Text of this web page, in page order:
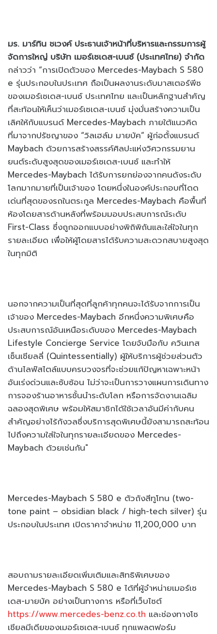
มร. มาร์ทิน ชเวงค์ ประธานเจ้าหน้าที่บริหารและกรรมการผู้
จัดการใหญ่ บริษัท เมอร์เซเดส-เบนซ์ (ประเทศไทย) จำกัด
กล่าวว่า “การเปิดตัวของ Mercedes-Maybach S 580
e รุ่นประกอบในประเทศ ถือเป็นผลงานระดับมาสเตอร์พีซ
ของเมอร์เซเดส-เบนซ์ ประเทศไทย และเป็นหลักฐานสำคัญ
ที่สะท้อนให้เห็นว่าเมอร์เซเดส-เบนซ์ มุ่งมั่นสร้างความเป็น
เลิศให้กับแบรนด์ Mercedes-Maybach ภายใต้แนวคิด
ที่มาจากปรัชญาของ “วิลเฮล์ม มายบัค” ผู้ก่อตั้งแบรนด์
Maybach ด้วยการสร้างสรรค์ศิลปะแห่งวิศวกรรมยาน
ยนต์ระดับสูงสุดของเมอร์เซเดส-เบนซ์ และทำให้
Mercedes-Maybach ได้รับการยกย่องจากคนดังระดับ
โลกมากมายที่เป็นเจ้าของ โดยหนึ่งในองค์ประกอบที่โดด
เด่นที่สุดของรถในตระกูล Mercedes-Maybach คือพื้นที่
ห้องโดยสารด้านหลังที่พร้อมมอบประสบการณ์ระดับ
First-Class ซึ่งถูกออกแบบอย่างพิถิพิถันและใส่ใจในทุก
รายละเอียด เพื่อให้ผู้โดยสารได้รับความสะดวกสบายสูงสุด
ในทุกมิติ
นอกจากความเป็นที่สุดที่ลูกค้าทุกคนจะได้รับจากการเป็น
เจ้าของ Mercedes-Maybach อีกหนึ่งความพิเศษคือ
ประสบการณ์อันเหนือระดับของ Mercedes-Maybach
Lifestyle Concierge Service โดยจับมือกับ ควินเทส
เซ็นเชียลลี่ (Quintessentially) ผู้ให้บริการผู้ช่วยส่วนตัว
ด้านไลฟ์สไตล์แบบครบวงจรที่จะช่วยแก้ปัญหาเฉพาะหน้า
อันเร่งด่วนและซับซ้อน ไม่ว่าจะเป็นการวางแผนการเดินทาง
การจองร้านอาหารชั้นนำระดับโลก หรือการจัดงานเฉลิม
ฉลองสุดพิเศษ พร้อมให้สมาชิกได้ใช้เวลาอันมีค่ากับคน
สำคัญอย่างไร้กังวลซึ่งบริการสุดพิเศษนี้ยังสามารถสะท้อน
ไปถึงความใส่ใจในทุกรายละเอียดของ Mercedes-
Maybach ด้วยเช่นกัน"
Mercedes-Maybach S 580 e ตัวถังสีทูโทน (two-
tone paint – obsidian black / high-tech silver) รุ่น
ประกอบในประเทศ เปิดราคาจำหน่าย 11,200,000 บาท
สอบถามรายละเอียดเพิ่มเติมและสิทธิพิเศษของ
Mercedes-Maybach S 580 e ได้ที่ผู้จำหน่ายเมอร์เซ
เดส-มายบัค อย่างเป็นทางการ หรือที่เว็บไซต์
https://www.mercedes-benz.co.th และช่องทางโซ
เชียลมีเดียของเมอร์เซเดส-เบนซ์ ทุกแพลตฟอร์ม